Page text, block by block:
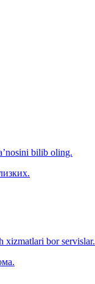
bilib oling.
xizmatlari bor servislar.